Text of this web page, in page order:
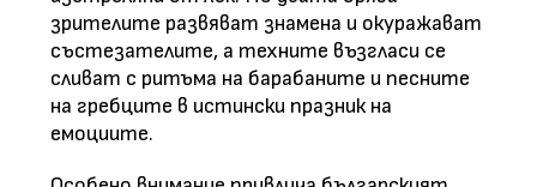
зрителите развяват знамена и окуражават
състезателите, а техните възгласи се
сливат с ритъма на барабаните и песните
на гребците в истински празник на
емоциите.